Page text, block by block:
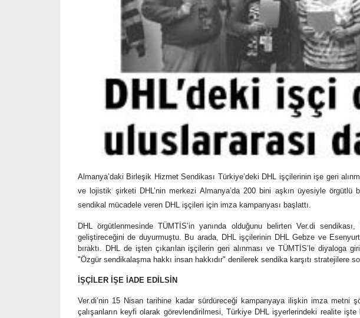
Almanya’daki Birleşik Hizmet Sendikası Türkiye’deki DHL işçilerinin işe geri
ve lojistik şirketi DHL’nin merkezi Almanya’da 200 bini aşkın üyesiyle örgütlü
sendikal mücadele veren DHL işçileri için imza kampanyası başlattı.
DHL örgütlenmesinde TÜMTİS’in yanında olduğunu belirten Ver.di
geliştireceğini de duyurmuştu. Bu arada, DHL işçilerinin DHL Gebze ve
bıraktı. DHL de işten çıkarılan işçilerin geri alınması ve TÜMTİS’le diyaloga
"Özgür sendikalaşma hakkı insan hakkıdır" denilerek sendika karşıtı stratejilere
İŞÇİLER İŞE İADE EDİLSİN
Ver.di’nin 15 Nisan tarihine kadar sürdüreceği kampanyaya ilişkin imza metni
çalışanların keyfi olarak görevlendirilmesi, Türkiye DHL işyerlerindeki realite